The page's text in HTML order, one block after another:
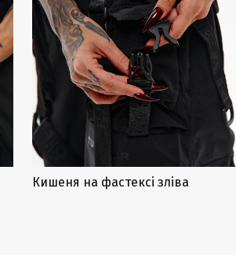
Кишеня на фастексі зліва